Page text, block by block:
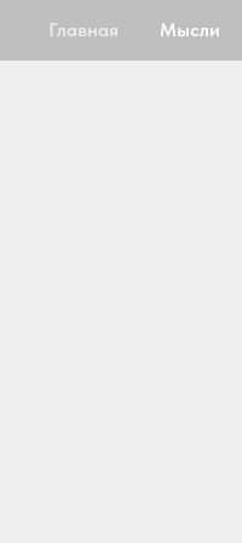
Главная Мысли